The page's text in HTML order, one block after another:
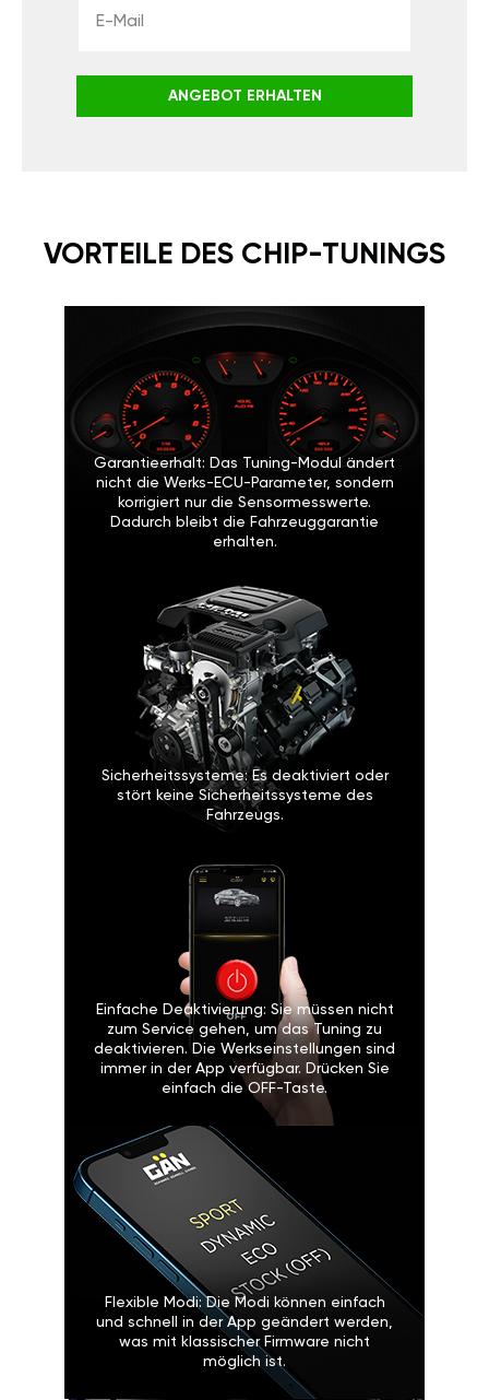
ANGEBOT ERHALTEN
VORTEILE DES CHIP-TUNINGS
Garantieerhalt: Das Tuning-Modul ändert
nicht die Werks-ECU-Parameter, sondern
korrigiert nur die Sensormesswerte.
Dadurch bleibt die Fahrzeuggarantie
erhalten.
Sicherheitssysteme: Es deaktiviert oder
stört keine Sicherheitssysteme des
Fahrzeugs.
Einfache Deaktivierung: Sie müssen nicht
zum Service gehen, um das Tuning zu
deaktivieren. Die Werkseinstellungen sind
immer in der App verfügbar. Drücken Sie
einfach die OFF-Taste.
Flexible Modi: Die Modi können einfach
und schnell in der App geändert werden,
was mit klassischer Firmware nicht
möglich ist.